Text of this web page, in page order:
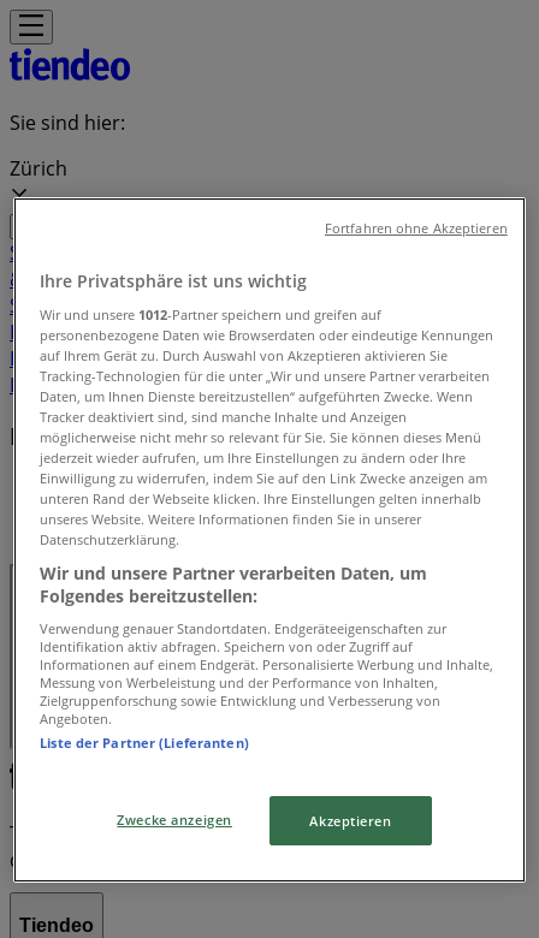
Sie sind hier:
Zürich
Schnäppchen
& AccessoiresElektro & Computer
Schönheit
Baumärkte & Gartencenter Sport
BabyAuto, Motorrad & WerkstattKaufhäuserReisen &
FreizeitOptiker & GesundheitRestaurantsBücher &
BürobedarfBanken & Dienstleistungen
Bedingungen und Konditionen
tiendeo»
Bedingungen und Konditionen
Tiendeo ist Teil von Shopfully, dem Tech-Unternehmen,
das das lokale Einkaufen weltweit neu erfindet.
Tiendeo
Ihre Privatsphäre ist uns wichtig
Wir und unsere 1012-Partner speichern und greifen auf
personenbezogene Daten wie Browserdaten oder eindeutige Kennungen
auf Ihrem Gerät zu. Durch Auswahl von Akzeptieren aktivieren Sie
Tracking-Technologien für die unter „Wir und unsere Partner verarbeiten
Daten, um Ihnen Dienste bereitzustellen“ aufgeführten Zwecke. Wenn
Tracker deaktiviert sind, sind manche Inhalte und Anzeigen
möglicherweise nicht mehr so relevant für Sie. Sie können dieses Menü
jederzeit wieder aufrufen, um Ihre Einstellungen zu ändern oder Ihre
Einwilligung zu widerrufen, indem Sie auf den Link Zwecke anzeigen am
unteren Rand der Webseite klicken. Ihre Einstellungen gelten innerhalb
unseres Website. Weitere Informationen finden Sie in unserer
Datenschutzerklärung.
Wir und unsere Partner verarbeiten Daten, um
Folgendes bereitzustellen:
Verwendung genauer Standortdaten. Endgeräteeigenschaften zur
Identifikation aktiv abfragen. Speichern von oder Zugriff auf
Informationen auf einem Endgerät. Personalisierte Werbung und Inhalte,
Messung von Werbeleistung und der Performance von Inhalten,
Zielgruppenforschung sowie Entwicklung und Verbesserung von
Angeboten.
Liste der Partner (Lieferanten)
Zwecke anzeigen Akzeptieren
Fortfahren ohne Akzeptieren